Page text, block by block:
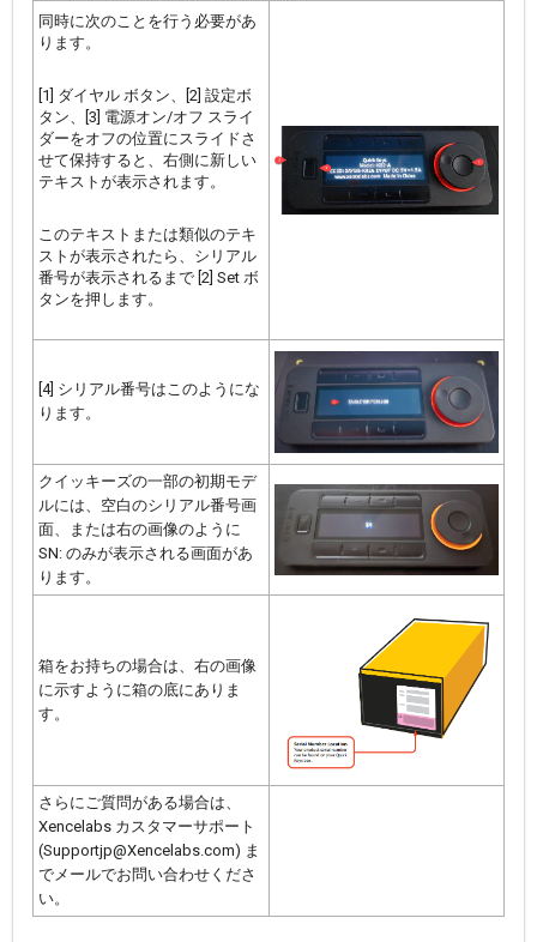
同時に次のことを行う必要があ
ります。
[1] ダイヤル ボタン、[2] 設定ボ
タン、[3] 電源オン/オフ スライ
ダーをオフの位置にスライドさ
せて保持すると、右側に新しい
テキストが表示されます。
このテキストまたは類似のテキ
ストが表示されたら、シリアル
番号が表示されるまで [2] Set ボ
タンを押します。
[4] シリアル番号はこのようにな
ります。
クイッキーズの一部の初期モデ
ルには、空白のシリアル番号画
面、または右の画像のように
SN: のみが表示される画面があ
ります。
箱をお持ちの場合は、右の画像
に示すように箱の底にありま
す。
さらにご質問がある場合は、
Xencelabs カスタマーサポート
(Supportjp@Xencelabs.com) ま
でメールでお問い合わせくださ
い。